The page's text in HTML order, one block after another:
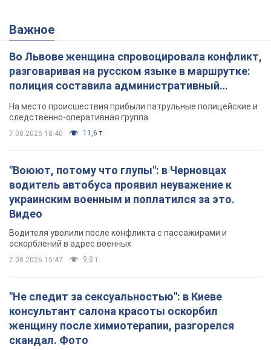
Важное
Во Львове женщина спровоцировала конфликт,
разговаривая на русском языке в маршрутке:
полиция составила административный
протокол. Видео
На место происшествия прибыли патрульные полицейские и
следственно-оперативная группа
7.08.2026 18:40 11,6 т.
"Воюют, потому что глупы": в Черновцах
водитель автобуса проявил неуважение к
украинским военным и поплатился за это.
Видео
Водителя уволили после конфликта с пассажирами и
оскорблений в адрес военных
7.08.2026 15:47 9,8 т.
"Не следит за сексуальностью": в Киеве
консультант салона красоты оскорбил
женщину после химиотерапии, разгорелся
скандал. Фото